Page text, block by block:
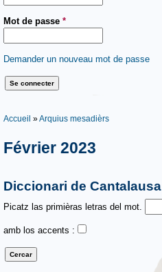
Mot de passe *
Demander un nouveau mot de passe
Vous êtes ici
Accueil »Arquius mesadièrs
Février 2023
Diccionari de Cantalausa
Picatz las primièras letras del mot.
amb los accents :